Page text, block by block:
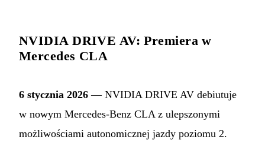
NVIDIA DRIVE AV: Premiera w
Mercedes CLA
6 stycznia 2026 — NVIDIA DRIVE AV debiutuje
w nowym Mercedes-Benz CLA z ulepszonymi
możliwościami autonomicznej jazdy poziomu 2.